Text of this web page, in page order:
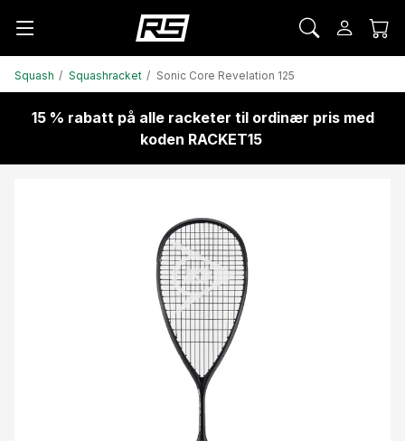
Squash Squashracket Sonic Core Revelation 125
15 % rabatt på alle racketer til ordinær pris med
koden RACKET15